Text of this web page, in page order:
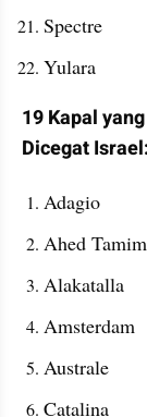
Spectre
Yulara
19 Kapal
Dicegat Israel:
Adagio
Ahed
Alakatalla
Amsterdam
Australe
Catalina